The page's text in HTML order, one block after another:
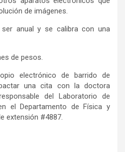
de imágenes.
ser anual y se calibra con una
de pesos.
electrónico de barrido de
una cita con la doctora
del Laboratorio de
el Departamento de Física y
extensión #4887.